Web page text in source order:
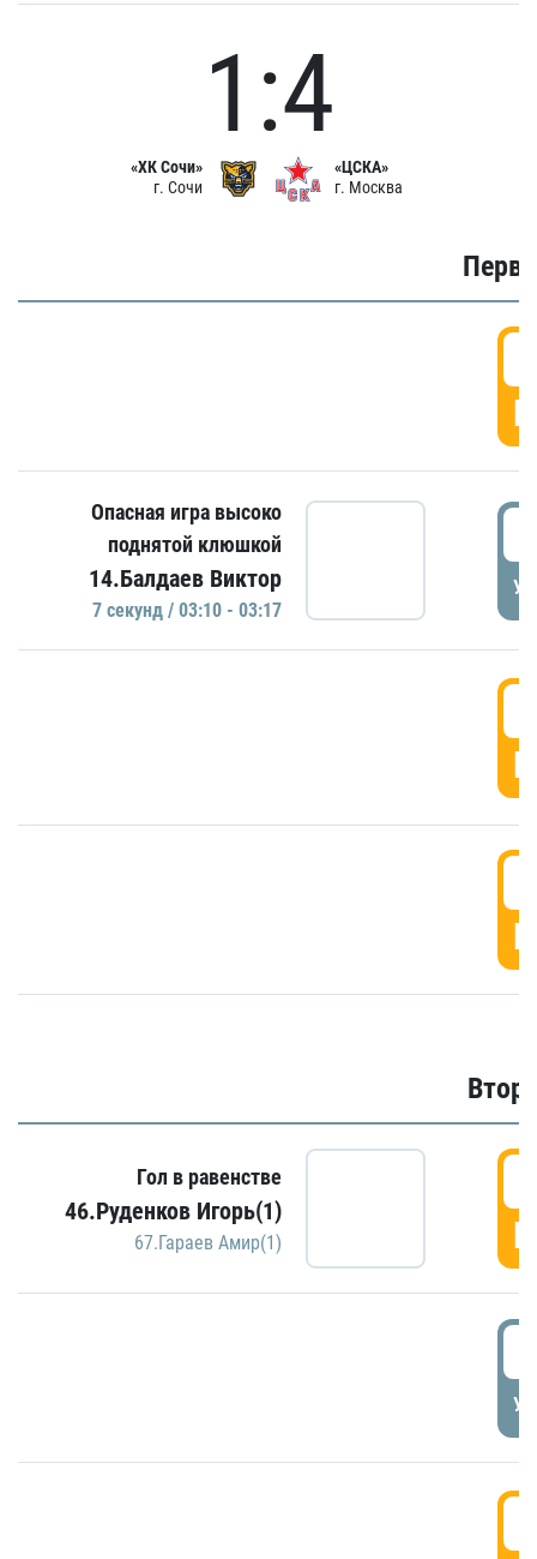
«ХК Сочи»
г. Сочи
1:4
«ЦСКА»
г. Москва
Опасная игра высоко
поднятой клюшкой
14.Балдаев Виктор
7 секунд / 03:10 - 03:17
Гол в равенстве
46.Руденков Игорь(1)
67.Гараев Амир(1)